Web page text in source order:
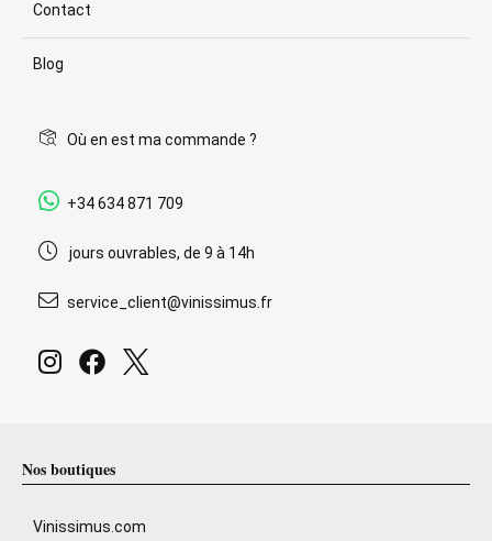
Contact
Blog
Où en est ma commande ?
+34 634 871 709
jours ouvrables, de 9 à 14h
service_client@vinissimus.fr
Nos boutiques
Vinissimus.com